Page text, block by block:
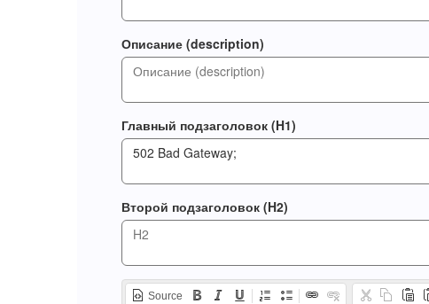
Описание (description)
Главный подзаголовок (H1)
Второй подзаголовок (H2)
Source